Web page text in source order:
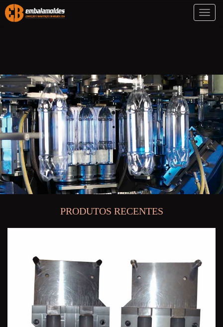
Toggle
PRODUTOS RECENTES